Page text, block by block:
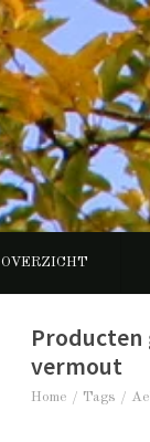
OVERZICHT
Producten
vermout
Home / Tags /